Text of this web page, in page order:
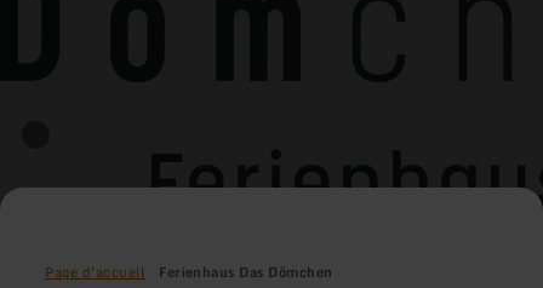
Page d'accueil Ferienhaus Das Dömchen